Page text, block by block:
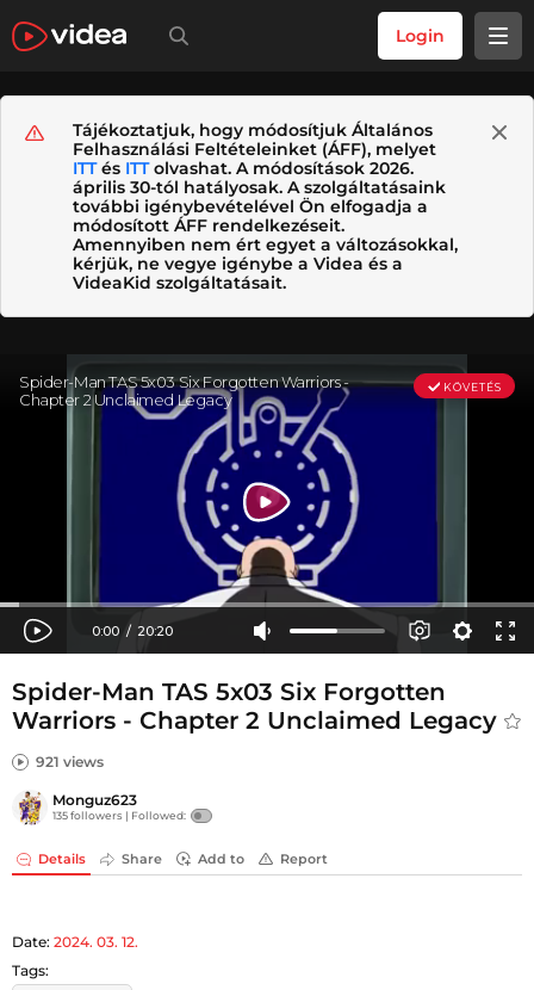
Login
Tájékoztatjuk, hogy módosítjuk Általános
Felhasználási Feltételeinket (ÁFF), melyet
ITTés ITTolvashat. A módosítások 2026.
április 30-tól hatályosak. A szolgáltatásaink
további igénybevételével Ön elfogadja a
módosított ÁFF rendelkezéseit.
Amennyiben nem ért egyet a változásokkal,
kérjük, ne vegye igénybe a Videa és a
VideaKid szolgáltatásait.
Spider-Man TAS 5x03 Six Forgotten
Warriors - Chapter 2 Unclaimed Legacy
921 views
Monguz623
135 followers | Followed:
Details Share Add to Report
Date: 2024. 03. 12.
Tags: